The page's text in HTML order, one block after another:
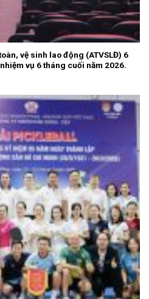
vệ sinh lao động (ATVSLĐ) 6
vụ 6 tháng cuối năm 2026.